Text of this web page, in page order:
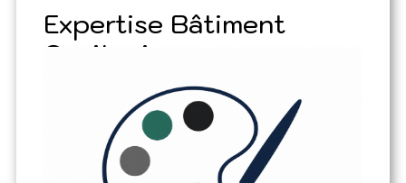
Expertise Bâtiment
Occitanie